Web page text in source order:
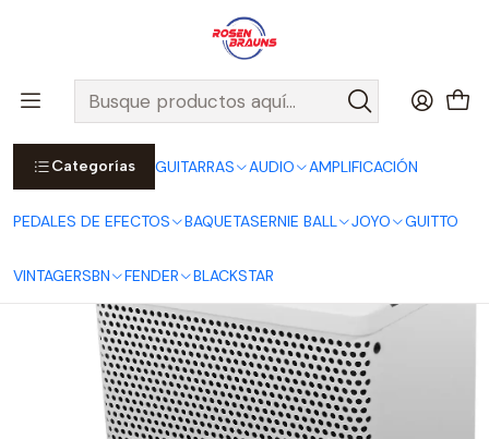
Categorías GUITARRAS AUDIO AMPLIFICACIÓN
PEDALES DE EFECTOS BAQUETASERNIE BALL JOYO GUITTO
VINTAGERSBN FENDER BLACKSTAR
Por compras sobre $25.000 en Santiago urbano, Colina o
Padre Hurtado, incluimos el despacho!
Ver Detalles
Inicio JOYO AMPLIFICACIÓN
AMPLIFICADORES
Amplificador DC-15B para Bajo Eléctrico - Recargable